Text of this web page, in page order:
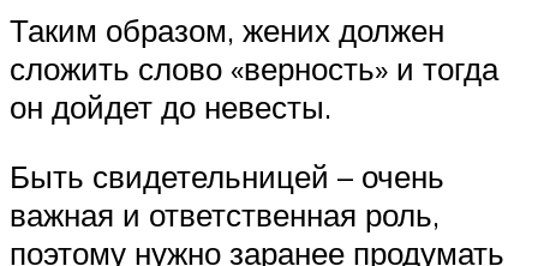
Таким образом, жених должен
сложить слово «верность» и тогда
он дойдет до невесты.
Быть свидетельницей – очень
важная и ответственная роль,
поэтому нужно заранее продумать